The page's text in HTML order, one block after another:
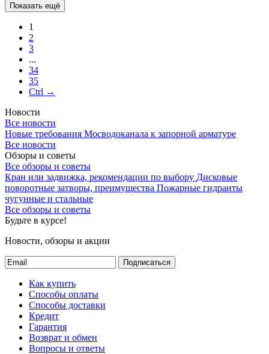
Показать ещё
1
2
3
...
34
35
Ctrl →
Новости
Все новости
Новые требования Мосводоканала к запорной арматуре
Все новости
Обзоры и советы
Все обзоры и советы
Кран или задвижка, рекомендации по выбору Дисковые
поворотные затворы, преимущества Пожарные гидранты
чугунные и стальные
Все обзоры и советы
Будьте в курсе!
Новости, обзоры и акции
Подписаться
Как купить
Способы оплаты
Способы доставки
Кредит
Гарантия
Возврат и обмен
Вопросы и ответы